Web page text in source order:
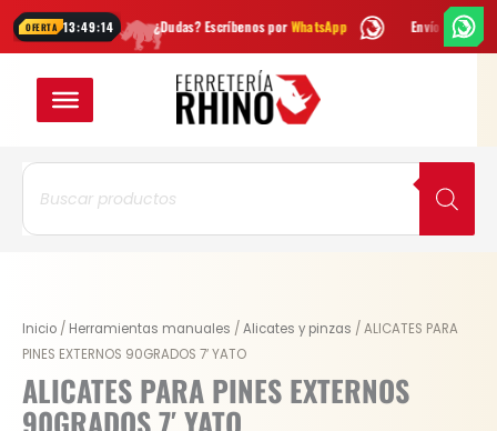
OFERTA 13:49:14
¿Dudas? Escríbenos porWhatsApp EnvíoGRATISen Bogotá
Búsqueda
productos
Inicio / Herramientas manuales /Alicates y pinzas / ALICATES PARA
PINES EXTERNOS 90GRADOS 7′ YATO
ALICATES PARA PINES EXTERNOS
Original
price
was:
$ 31.300.
Current
price
is:
$ 23.475.
ALICATES
PARA
PINES
EXTERNOS